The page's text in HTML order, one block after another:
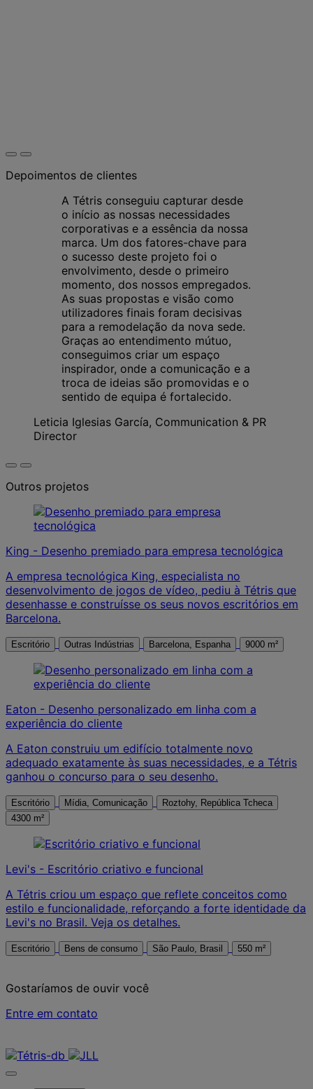
Depoimentos de clientes
A Tétris conseguiu capturar desde
o início as nossas necessidades
corporativas e a essência da nossa
marca. Um dos fatores-chave para
o sucesso deste projeto foi o
envolvimento, desde o primeiro
momento, dos nossos empregados.
As suas propostas e visão como
utilizadores finais foram decisivas
para a remodelação da nova sede.
Graças ao entendimento mútuo,
conseguimos criar um espaço
inspirador, onde a comunicação e a
troca de ideias são promovidas e o
sentido de equipa é fortalecido.
Leticia Iglesias García, Communication & PR
Director
Outros projetos
King - Desenho premiado para empresa tecnológica
A empresa tecnológica King, especialista no
desenvolvimento de jogos de vídeo, pediu à Tétris que
desenhasse e construísse os seus novos escritórios em
Barcelona.
Escritório Outras Indústrias Barcelona, Espanha 9000 m²
Eaton - Desenho personalizado em linha com a
experiência do cliente
A Eaton construiu um edifício totalmente novo
adequado exatamente às suas necessidades, e a Tétris
ganhou o concurso para o seu desenho.
Escritório Mídia, Comunicação
Roztohy, República Tcheca
4300 m²
Levi's - Escritório criativo e funcional
A Tétris criou um espaço que reflete conceitos como
estilo e funcionalidade, reforçando a forte identidade da
Levi's no Brasil. Veja os detalhes.
Escritório Bens de consumo São Paulo, Brasil 550 m²
Gostaríamos de ouvir você
Entre em contato